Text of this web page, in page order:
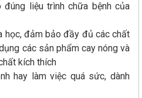
liệu trình chữa bệnh của
học, đảm bảo đầy đủ các chất
các sản phẩm cay nóng và
kích thích
hay làm việc quá sức, dành